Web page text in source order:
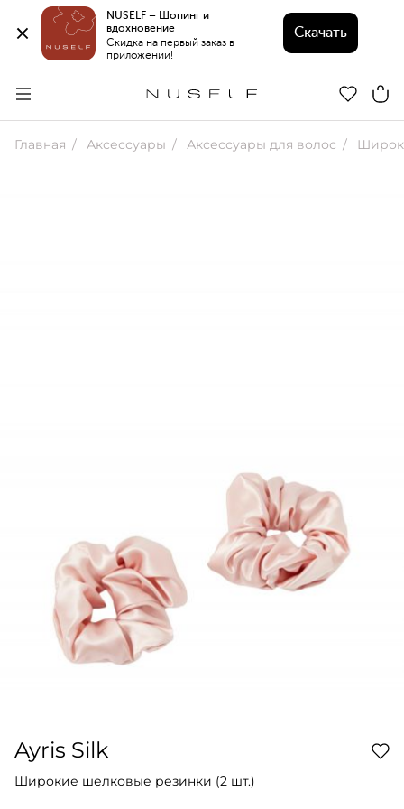
NUSELF – Шопинг и
вдохновение
Скидка на первый заказ в
приложении!
Скачать
Главная Аксессуары Аксессуары для волос
Ayris Silk
Широкие шелковые резинки (2 шт.)